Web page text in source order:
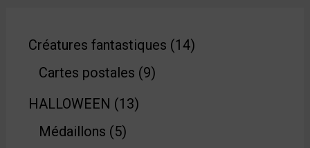
Créatures fantastiques 14
Cartes postales 9
HALLOWEEN
13
Médaillons
5